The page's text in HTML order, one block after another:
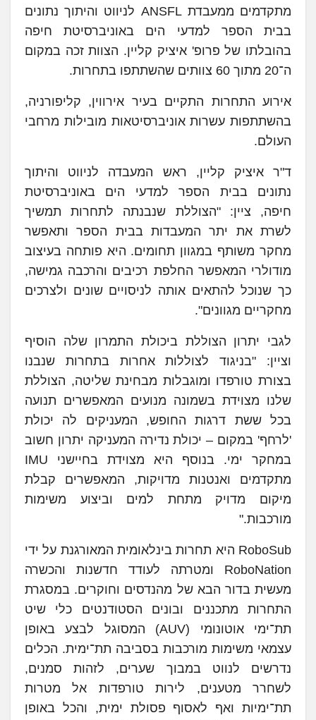
מתקדמים ממעבדת ANSFL לניווט והיתוך נתונים
בבית הספר למדעי הים באוניברסיטת חיפה
בהובלתו של פרופ' איציק קליין. הצוות זכה במקום
ה־20 מתוך 60 צוותים שהשתתפו בתחרות.
אירוע התחרות התקיים בעיר אירווין, קליפורניה,
בהשתתפות עשרות אוניברסיטאות מובילות מרחבי
העולם.
ד"ר איציק קליין, ראש המעבדה לניווט והיתוך
נתונים בבית הספר למדעי הים באוניברסיטת
חיפה, ציין: "הצוללת שנבנתה לתחרות תמשיך
לשרת את יתר המעבדות בבית הספר ותאפשר
מחקר משותף במגוון תחומים. היא פותחה בעיצוב
מודולרי המאפשר החלפת רכיבים והרכבה גמישה,
כך שנוכל להתאים אותה לניסויים שונים ולצרכים
מחקריים מגוונים".
לגבי יתרון הצוללת ביכולת התמרון שלה הוסיף
וציין: "בניגוד לצוללות אחרות בתחרות שנבנו
בצורת טורפדו ומוגבלות מבחינת שליטה, הצוללת
שלנו מצוידת בשמונה מנועים המאפשרים תנועה
בכל ששת דרגות החופש, המעניקים לה יכולת
'לרחף' במקום – יכולת נדירה המעניקה יתרון חשוב
במחקר ימי. בנוסף היא מצוידת בחיישני IMU
מתקדמים ואנטנות מדויקות, המאפשרים קבלת
מיקום מדויק מתחת למים וביצוע משימות
מורכבות."
RoboSub היא תחרות בינלאומית המאורגנת על ידי
RoboNation ומטרתה לעודד חדשנות והכשרה
מעשית בדור הבא של מהנדסים וחוקרים. במסגרת
התחרות מתכננים ובונים הסטודנטים כלי שיט
תת־ימי אוטונומי (AUV) המסוגל לבצע באופן
עצמאי משימות מורכבות בסביבה תת־ימית. הכלים
נדרשים לנווט במבוך שערים, לזהות סמנים,
לשחרר מטענים, לירות טורפדות אל מטרות
תת־ימיות ואף לאסוף פסולת ימית, והכל באופן